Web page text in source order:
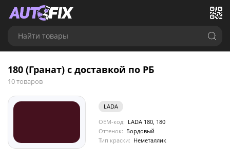
Найти товары
180 (Гранат) с доставкой по РБ
10 товаров
LADA
OEM-код: LADA 180, 180
Оттенок: Бордовый
Тип краски: Неметаллик